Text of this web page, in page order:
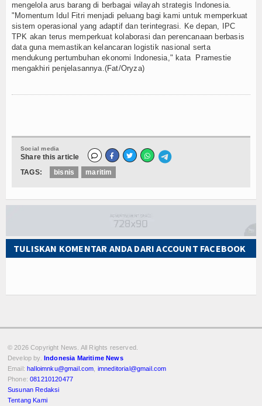
mengelola arus barang di berbagai wilayah strategis Indonesia.
"Momentum Idul Fitri menjadi peluang bagi kami untuk memperkuat
sistem operasional yang adaptif dan terintegrasi. Ke depan, IPC
TPK akan terus memperkuat kolaborasi dan perencanaan berbasis
data guna memastikan kelancaran logistik nasional serta
mendukung pertumbuhan ekonomi Indonesia," kata Pramestie
mengakhiri penjelasannya.(Fat/Oryza)
Social media
Share this article
TAGS:
bisnis maritim
TULISKAN KOMENTAR ANDA DARI ACCOUNT FACEBOOK
© 2026 Copyright News. All Rights reserved.
Develop by. Indonesia Maritime News
Email:halloimnku@gmail.com imneditorial@gmail.com
Phone:081210120477
Susunan Redaksi
Tentang Kami